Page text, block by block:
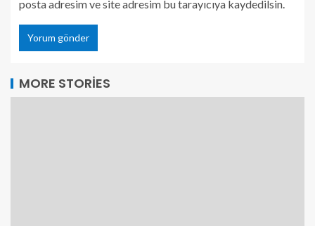
posta adresim ve site adresim bu tarayıcıya kaydedilsin.
MORE STORIES